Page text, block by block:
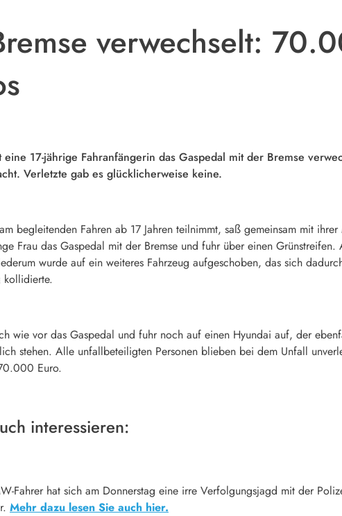
verwechselt:
17-jährige Fahranfängerin das Gaspedal mit der Bremse
Verletzte gab es glücklicherweise keine.
begleitenden Fahren ab 17 Jahren teilnimmt, saß gemeinsam mit
Frau das Gaspedal mit der Bremse und fuhr über einen
wurde auf ein weiteres Fahrzeug aufgeschoben, das sich
kollidierte.
wie vor das Gaspedal und fuhr noch auf einen Hyundai auf, der
stehen. Alle unfallbeteiligten Personen blieben bei dem Unfall
Euro.
interessieren:
Fahrer hat sich am Donnerstag eine irre Verfolgungsjagd mit der
Mehr dazu lesen Sie auch hier.